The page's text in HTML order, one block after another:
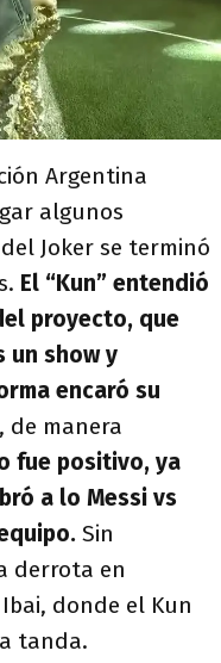
Argentina
algunos
Joker se terminó
El “Kun” entendió
proyecto, que
un show y
encaró su
de manera
fue positivo, ya
a lo Messi vs
Sin
derrota en
donde el Kun
tanda.